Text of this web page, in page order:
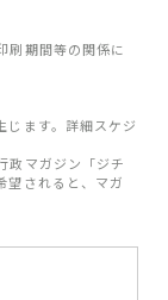
刷期間等の関係に
ます。詳細スケジ
政マガジン「ジチ
望されると、マガ